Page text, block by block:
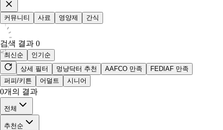
커뮤니티 사료 영양제 간식
검색 결과 0
최신순
인기순
상세 필터
멍냥닥터 추천 AAFCO 만족
FEDIAF 만족
퍼피/키튼
어덜트 시니어
0개의 결과
전체
추천순